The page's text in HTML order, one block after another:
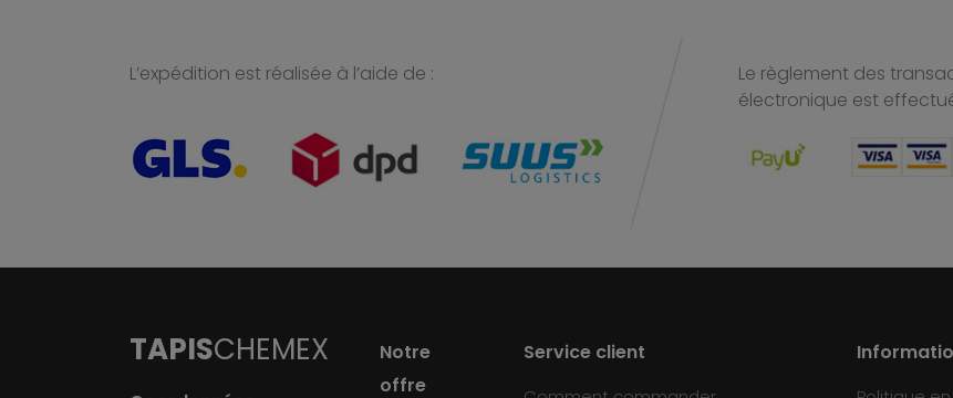
L’expédition est réalisée à l’aide de :
Le règlement des
électronique est
TAPISCHEMEX
Notre
offre
Service client